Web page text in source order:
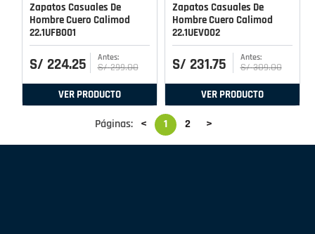
Zapatos Casuales De
Hombre Cuero Calimod
22.1UFB001
S/ 224.25 S/ 299.00
VER PRODUCTO
Zapatos Casuales De
Hombre Cuero Calimod
22.1UEV002
S/ 231.75 S/ 309.00
VER PRODUCTO
Páginas: < 1 2 >